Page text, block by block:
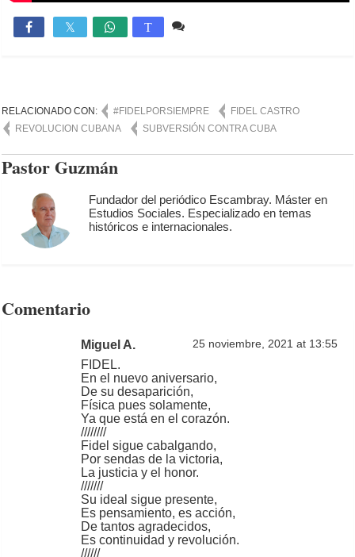
 T
RELACIONADO CON: #FIDELPORSIEMPRE
FIDEL CASTRO
REVOLUCION CUBANA
SUBVERSIÓN CONTRA CUBA
Pastor Guzmán
Fundador del periódico Escambray. Máster en
Estudios Sociales. Especializado en temas
históricos e internacionales.
Comentario
Miguel A. 25 noviembre, 2021 at 13:55
FIDEL.
En el nuevo aniversario,
De su desaparición,
Física pues solamente,
Ya que está en el corazón.
////////
Fidel sigue cabalgando,
Por sendas de la victoria,
La justicia y el honor.
///////
Su ideal sigue presente,
Es pensamiento, es acción,
De tantos agradecidos,
Es continuidad y revolución.
//////